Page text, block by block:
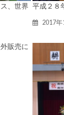
、世界 平成２８
2017年
販売に